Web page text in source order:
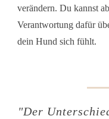
verändern. Du kannst
Verantwortung dafür
dein Hund sich fühlt.
"Der